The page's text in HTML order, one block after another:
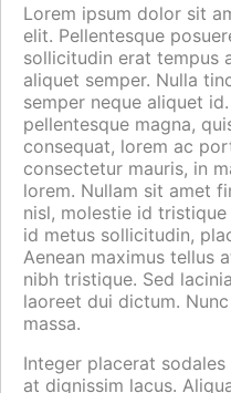
Lorem ipsum dolor sit
elit. Pellentesque
sollicitudin erat tempus
aliquet semper. Nulla
semper neque aliquet
pellentesque magna,
consequat, lorem ac
consectetur mauris, in
lorem. Nullam sit amet
nisl, molestie id
id metus sollicitudin,
Aenean maximus tellus
nibh tristique. Sed
laoreet dui dictum.
massa.
Integer placerat
at dignissim lacus.